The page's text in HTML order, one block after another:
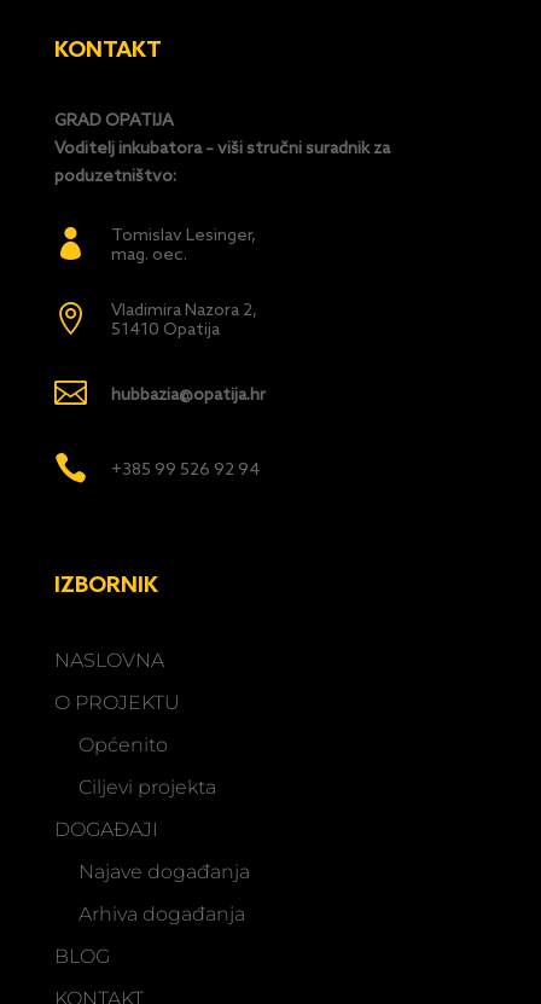
KONTAKT
GRAD OPATIJA
Voditelj inkubatora – viši stručni suradnik za
poduzetništvo:

Tomislav Lesinger,
mag. oec.

Vladimira Nazora 2,
51410 Opatija
 hubbazia@opatija.hr
 +385 99 526 92 94
IZBORNIK
NASLOVNA
O PROJEKTU
Općenito
Ciljevi projekta
DOGAĐAJI
Najave događanja
Arhiva događanja
BLOG
KONTAKT